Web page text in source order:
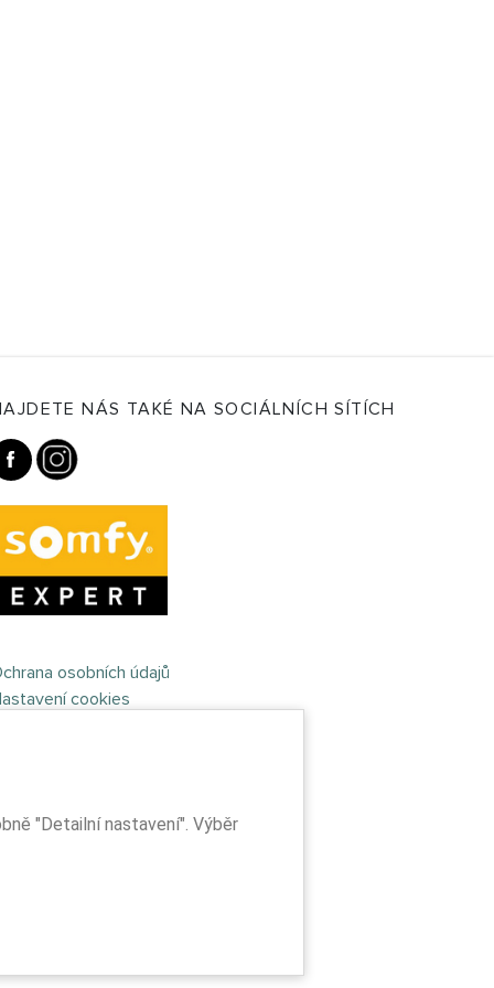
NÁS TAKÉ NA SOCIÁLNÍCH SÍTÍCH
osobních údajů
cookies
"Detailní nastavení". Výběr